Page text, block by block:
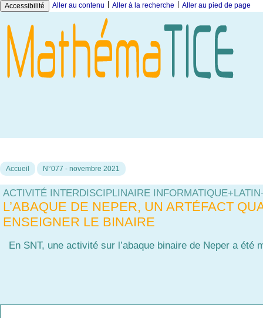
Accessibilité Aller au contenu Aller à la recherche Aller au pied de page
Accueil N°077 - novembre 2021
ACTIVITÉ INTERDISCIPLINAIRE
L’ABAQUE DE NEPER, UN ARTÉFACT
ENSEIGNER LE BINAIRE
En SNT, une activité sur l’abaque binaire de Neper a été